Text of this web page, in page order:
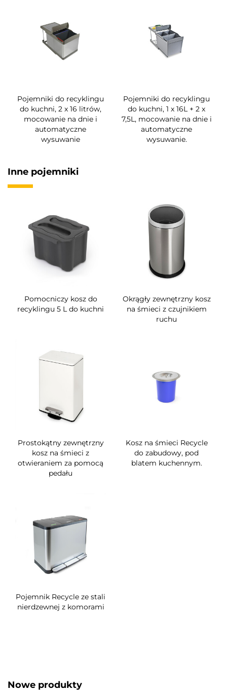
Pojemniki do recyklingu
do kuchni, 2 x 16 litrów,
mocowanie na dnie i
automatyczne
wysuwanie
Pojemniki do recyklingu
do kuchni, 1 x 16L + 2 x
7,5L, mocowanie na dnie i
automatyczne
wysuwanie.
Inne pojemniki
Pomocniczy kosz do
recyklingu 5 L do kuchni
Okrągły zewnętrzny kosz
na śmieci z czujnikiem
ruchu
Prostokątny zewnętrzny
kosz na śmieci z
otwieraniem za pomocą
pedału
Kosz na śmieci Recycle
do zabudowy, pod
blatem kuchennym.
Pojemnik Recycle ze stali
nierdzewnej z komorami
Nowe produkty